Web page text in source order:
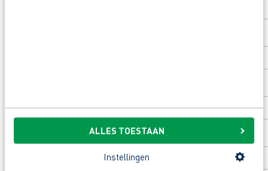
ALLES TOESTAAN
Instellingen
Toevoeging huisnummer